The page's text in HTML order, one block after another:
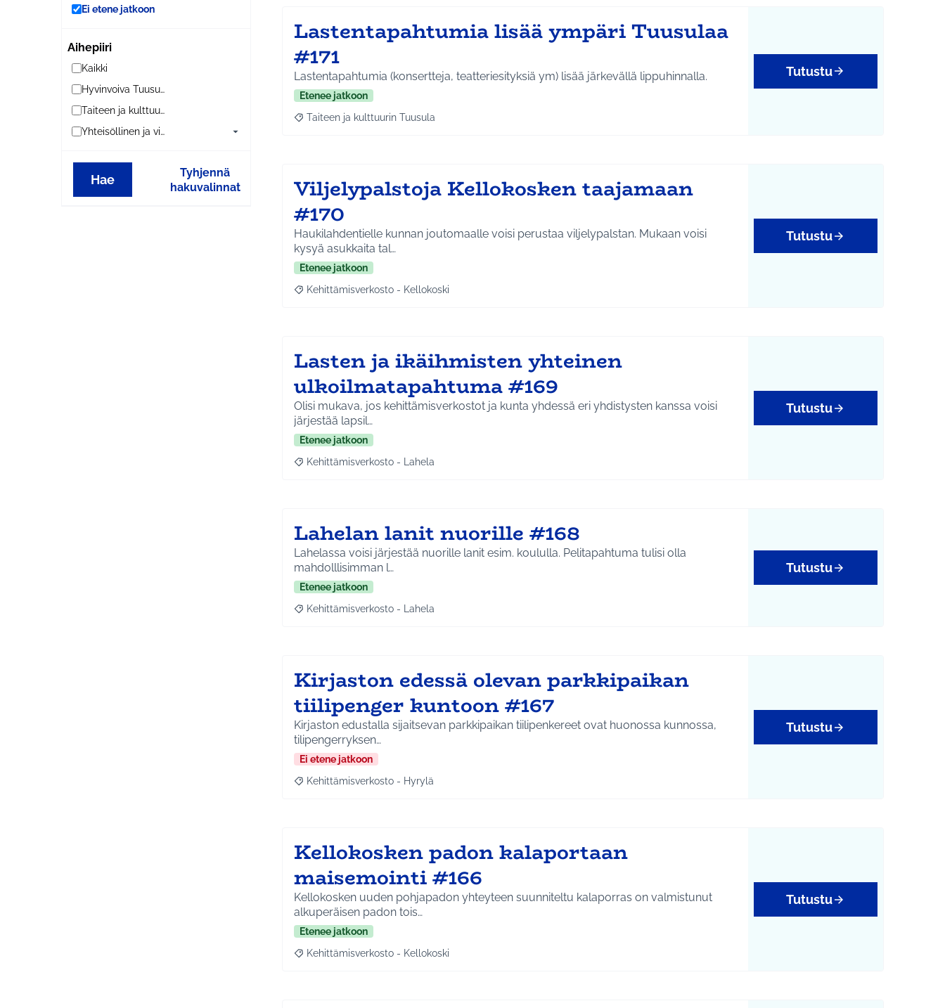
Ei etene jatkoon
Aihepiiri
Kaikki
Hyvinvoiva Tuusula
Taiteen ja kulttuurin Tuusula
Yhteisöllinen ja viihtyisä Tuusula
Hae
Tyhjennä
hakuvalinnat
Lastentapahtumia lisää ympäri Tuusulaa
#171
Lastentapahtumia (konsertteja, teatteriesityksiä ym) lisää järkevällä lippuhinnalla.
Etenee jatkoon
Rajaa tulokset aihepiirin mukaan: Taiteen ja kulttuurin Tuusula
Taiteen ja kulttuurin Tuusula
Tutustu
Viljelypalstoja Kellokosken taajamaan
#170
Haukilahdentielle kunnan joutomaalle voisi perustaa viljelypalstan. Mukaan voisi
kysyä asukkaita tal…
Etenee jatkoon
Rajaa tulokset aihepiirin mukaan: Kehittämisverkosto - Kellokoski
Kehittämisverkosto - Kellokoski
Tutustu
Lasten ja ikäihmisten yhteinen
ulkoilmatapahtuma #169
Olisi mukava, jos kehittämisverkostot ja kunta yhdessä eri yhdistysten kanssa voisi
järjestää lapsil…
Etenee jatkoon
Rajaa tulokset aihepiirin mukaan: Kehittämisverkosto - Lahela
Kehittämisverkosto - Lahela
Tutustu
Lahelan lanit nuorille #168
Lahelassa voisi järjestää nuorille lanit esim. koululla. Pelitapahtuma tulisi olla
mahdolllisimman l…
Etenee jatkoon
Rajaa tulokset aihepiirin mukaan: Kehittämisverkosto - Lahela
Kehittämisverkosto - Lahela
Tutustu
Kirjaston edessä olevan parkkipaikan
tiilipenger kuntoon #167
Kirjaston edustalla sijaitsevan parkkipaikan tiilipenkereet ovat huonossa kunnossa,
tilipengerryksen…
Ei etene jatkoon
Rajaa tulokset aihepiirin mukaan: Kehittämisverkosto - Hyrylä
Kehittämisverkosto - Hyrylä
Tutustu
Kellokosken padon kalaportaan
maisemointi #166
Kellokosken uuden pohjapadon yhteyteen suunniteltu kalaporras on valmistunut
alkuperäisen padon tois…
Etenee jatkoon
Rajaa tulokset aihepiirin mukaan: Kehittämisverkosto - Kellokoski
Kehittämisverkosto - Kellokoski
Tutustu